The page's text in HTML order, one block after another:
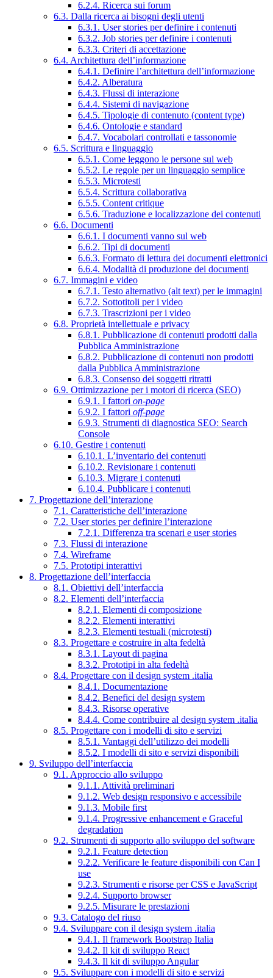
6.2.4. Ricerca sui forum
6.3. Dalla ricerca ai bisogni degli utenti
6.3.1. User stories per definire i contenuti
6.3.2. Job stories per definire i contenuti
6.3.3. Criteri di accettazione
6.4. Architettura dell’informazione
6.4.1. Definire l’architettura dell’informazione
6.4.2. Alberatura
6.4.3. Flussi di interazione
6.4.4. Sistemi di navigazione
6.4.5. Tipologie di contenuto (content type)
6.4.6. Ontologie e standard
6.4.7. Vocabolari controllati e tassonomie
6.5. Scrittura e linguaggio
6.5.1. Come leggono le persone sul web
6.5.2. Le regole per un linguaggio semplice
6.5.3. Microtesti
6.5.4. Scrittura collaborativa
6.5.5. Content critique
6.5.6. Traduzione e localizzazione dei contenuti
6.6. Documenti
6.6.1. I documenti vanno sul web
6.6.2. Tipi di documenti
6.6.3. Formato di lettura dei documenti elettronici
6.6.4. Modalità di produzione dei documenti
6.7. Immagini e video
6.7.1. Testo alternativo (alt text) per le immagini
6.7.2. Sottotitoli per i video
6.7.3. Trascrizioni per i video
6.8. Proprietà intellettuale e privacy
6.8.1. Pubblicazione di contenuti prodotti dalla
Pubblica Amministrazione
6.8.2. Pubblicazione di contenuti non prodotti
dalla Pubblica Amministrazione
6.8.3. Consenso dei soggetti ritratti
6.9. Ottimizzazione per i motori di ricerca (SEO)
6.9.1. I fattori on-page
6.9.2. I fattori off-page
6.9.3. Strumenti di diagnostica SEO: Search
Console
6.10. Gestire i contenuti
6.10.1. L’inventario dei contenuti
6.10.2. Revisionare i contenuti
6.10.3. Migrare i contenuti
6.10.4. Pubblicare i contenuti
7. Progettazione dell’interazione
7.1. Caratteristiche dell’interazione
7.2. User stories per definire l’interazione
7.2.1. Differenza tra scenari e user stories
7.3. Flussi di interazione
7.4. Wireframe
7.5. Prototipi interattivi
8. Progettazione dell’interfaccia
8.1. Obiettivi dell’interfaccia
8.2. Elementi dell’interfaccia
8.2.1. Elementi di composizione
8.2.2. Elementi interattivi
8.2.3. Elementi testuali (microtesti)
8.3. Progettare e costruire in alta fedeltà
8.3.1. Layout di pagina
8.3.2. Prototipi in alta fedeltà
8.4. Progettare con il design system .italia
8.4.1. Documentazione
8.4.2. Benefici del design system
8.4.3. Risorse operative
8.4.4. Come contribuire al design system .italia
8.5. Progettare con i modelli di sito e servizi
8.5.1. Vantaggi dell’utilizzo dei modelli
8.5.2. I modelli di sito e servizi disponibili
9. Sviluppo dell’interfaccia
9.1. Approccio allo sviluppo
9.1.1. Attività preliminari
9.1.2. Web design responsivo e accessibile
9.1.3. Mobile first
9.1.4. Progressive enhancement e Graceful
degradation
9.2. Strumenti di supporto allo sviluppo del software
9.2.1. Feature detection
9.2.2. Verificare le feature disponibili con Can I
use
9.2.3. Strumenti e risorse per CSS e JavaScript
9.2.4. Supporto browser
9.2.5. Misurare le prestazioni
9.3. Catalogo del riuso
9.4. Sviluppare con il design system .italia
9.4.1. Il framework Bootstrap Italia
9.4.2. Il kit di sviluppo React
9.4.3. Il kit di sviluppo Angular
9.5. Sviluppare con i modelli di sito e servizi